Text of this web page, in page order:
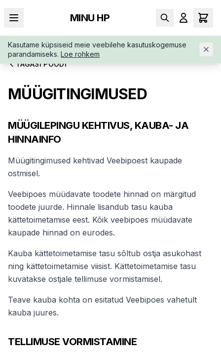
MINU HP
Kasutame küpsiseid meie veebilehe kasutuskogemuse
parandamiseks. Loe rohkem
TAGASI POODI
MÜÜGITINGIMUSED
MÜÜGILEPINGU KEHTIVUS, KAUBA- JA
HINNAINFO
Müügitingimused kehtivad Veebipoest kaupade
ostmisel.
Veebipoes müüdavate toodete hinnad on märgitud
toodete juurde. Hinnale lisandub tasu kauba
kättetoimetamise eest. Kõik veebipoes müüdavate
kaupade hinnad on eurodes.
Kauba kättetoimetamise tasu sõltub ostja asukohast
ning kättetoimetamise viisist. Kättetoimetamise tasu
kuvatakse ostjale tellimuse vormistamisel.
Teave kauba kohta on esitatud Veebipoes vahetult
kauba juures.
TELLIMUSE VORMISTAMINE